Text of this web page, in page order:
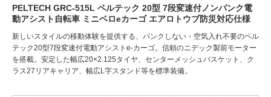
スト自転車
PELTECH GRC-515L ペルテック 20型 7段変速付ノンパンク電
動アシスト自転車 ミニベロeカーゴ エアロトウブ防災対応仕様
新しいスタイルの移動体験を提供する、パンクしない・空気入れ不要のペル
テック20型7段変速付電動アシストe-カーゴ。信頼のニデック製前モーター
を搭載。安定した幅広20×2.125タイヤ、センターメッシュバスケット、ク
ラス27リアキャリア、幅広L字スタンド等を標準装備。